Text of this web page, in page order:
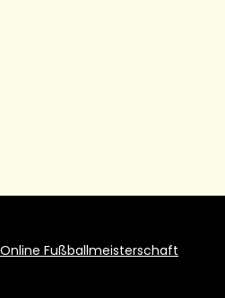
Online Fußballmeisterschaft